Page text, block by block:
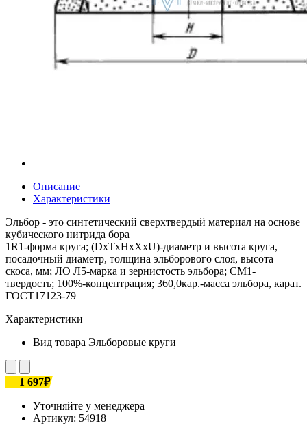
Описание
Характеристики
Эльбор - это синтетический сверхтвердый материал на основе
кубического нитрида бора
1R1-форма круга; (DxTxHxХхU)-диаметр и высота круга,
посадочный диаметр, толщина эльборового слоя, высота
скоса, мм; ЛО Л5-марка и зернистость эльбора; СМ1-
твердость; 100%-концентрация; 360,0кар.-масса эльбора, карат.
ГОСТ17123-79
Характеристики
Вид товара Эльборовые круги
1 697₽
Уточняйте у менеджера
Артикул: 54918